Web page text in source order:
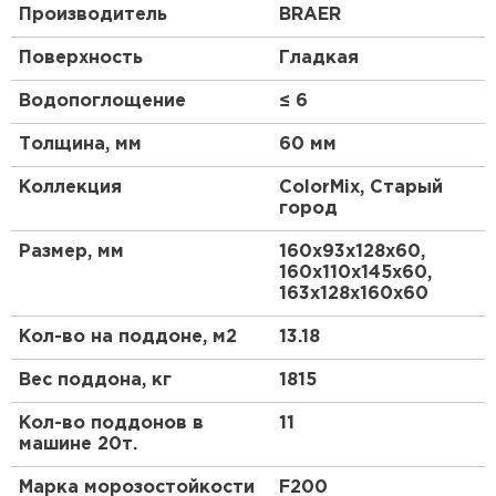
волновые. Подрезания при мощении
криволинейных поверхностей не требуется.
Данная плитка идеально сочетается с коллекцией
Старый город ЛАНДХАУС
Производитель BRAER
Поверхность Гладкая
Водопоглощение ≤ 6
Толщина, мм 60 мм
Коллекция
ColorMix, Старый
город
Размер, мм
160х93х128х60,
160х110х145х60,
163х128х160х60
Кол-во на поддоне, м2 13.18
Вес поддона, кг 1815
Кол-во поддонов в
машине 20т.
11
Марка морозостойкости F200